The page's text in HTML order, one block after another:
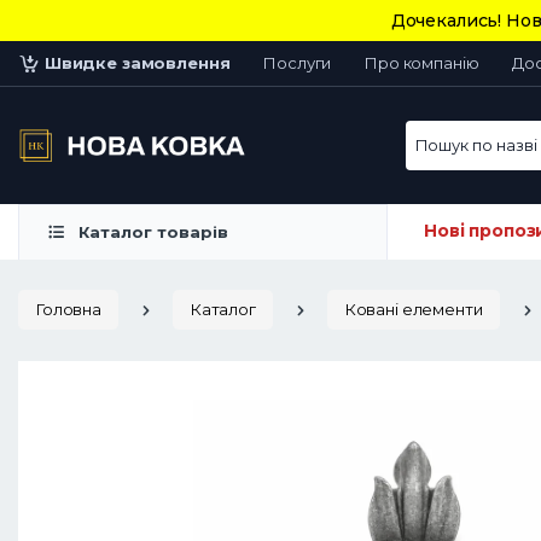
Дочекались!
Швидке замовлення Послуги Про компанію
Пошук по назві
Каталог товарів Нові
Головна Каталог Ковані елементи